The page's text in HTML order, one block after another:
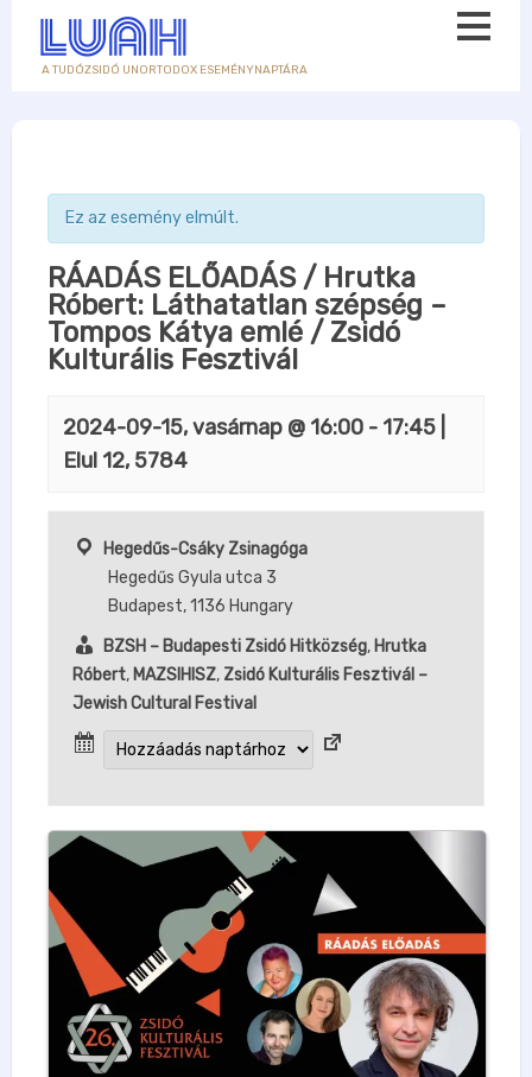
A TUDÓZSIDÓ UNORTODOX ESEMÉNYNAPTÁRA
Ez az esemény elmúlt.
RÁADÁS ELŐADÁS / Hrutka
Róbert: Láthatatlan szépség –
Tompos Kátya emlé / Zsidó
Kulturális Fesztivál
2024-09-15, vasárnap @ 16:00 - 17:45
Elul 12, 5784
Hegedűs-Csáky Zsinagóga
Hegedűs Gyula utca 3
Budapest,1136 Hungary
BZSH – Budapesti Zsidó Hitközség, Hrutka
Róbert, MAZSIHISZ, Zsidó Kulturális Fesztivál –
Jewish Cultural Festival